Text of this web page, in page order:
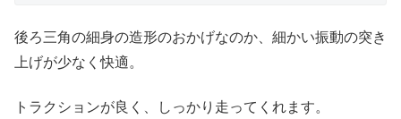
後ろ三角の細身の造形のおかげなのか、細かい振動の突き
上げが少なく快適。
トラクションが良く、しっかり走ってくれます。